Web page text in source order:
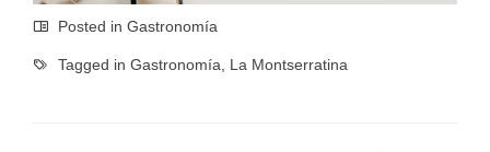
Posted in Gastronomía
Tagged in Gastronomía La Montserratina